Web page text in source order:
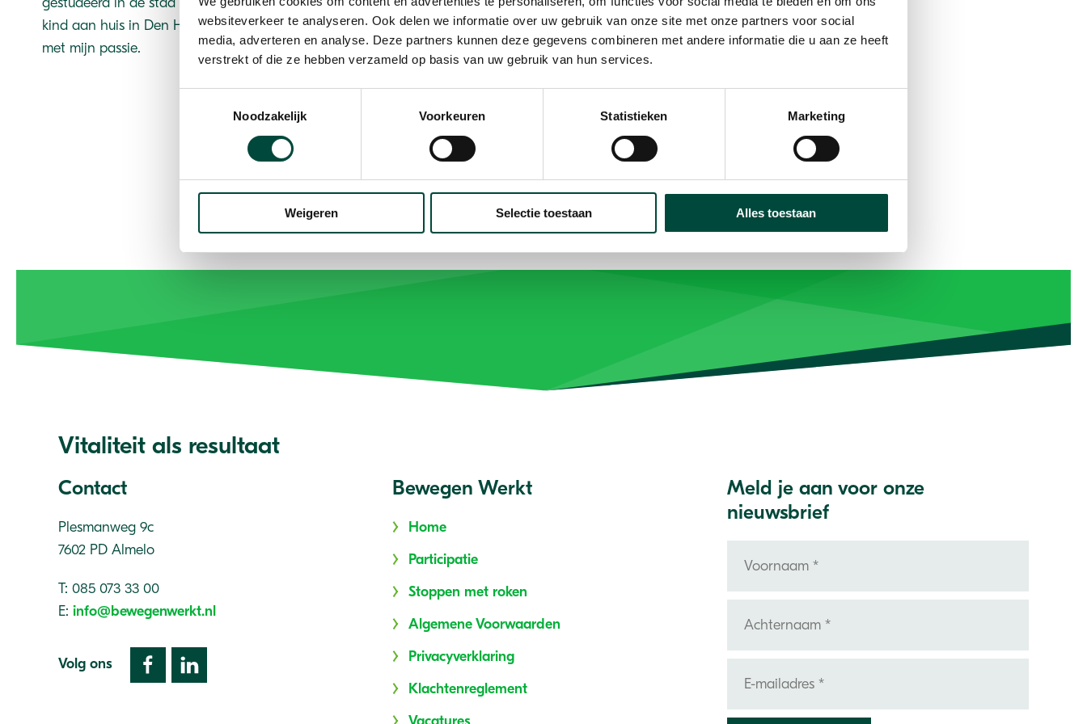
websiteverkeer te analyseren. Ook delen we informatie over uw gebruik van onze site met onze partners voor social
media, adverteren en analyse. Deze partners kunnen deze gegevens combineren met andere informatie die u aan ze heeft
verstrekt of die ze hebben verzameld op basis van uw gebruik van hun services.
Noodzakelijk
Voorkeuren Statistieken Marketing
Weigeren Selectie toestaan Alles toestaan
kind aan huis in Den Haag en daarom is het des te leuker om hier bezig te zijn
met mijn passie.
Vitaliteit als resultaat
Contact
Plesmanweg 9c
7602 PD Almelo
T: 085 073 33 00
E: info@bewegenwerkt.nl
Volg ons
Bewegen Werkt
Home
Participatie
Stoppen met roken
Algemene Voorwaarden
Privacyverklaring
Klachtenreglement
Meld je aan voor onze
nieuwsbrief